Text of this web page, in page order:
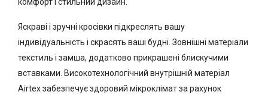
Яскраві і зручні кросівки підкреслять вашу
індивідуальність і скрасять ваші будні. Зовнішні матеріали
текстиль і замша, додатково прикрашені блискучими
вставками. Високотехнологічний внутрішній матеріал
Airtex забезпечує здоровий мікроклімат за рахунок